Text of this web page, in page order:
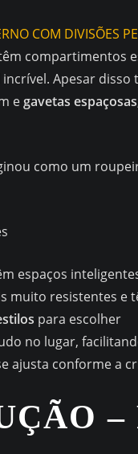
compartimentos
Apesar disso
egavetas espaçosas
como um
espaços
muito resistentes e
para escolher
no lugar,
ajusta conforme a
–